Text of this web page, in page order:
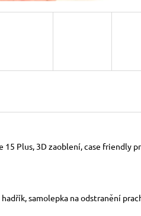
15 Plus, 3D zaoblení, case friendly
samolepka na odstranění